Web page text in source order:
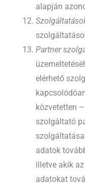
alapján
Partner
elérhető
közvetetten
szolgáltató
adatok
illetve akik
adatokat